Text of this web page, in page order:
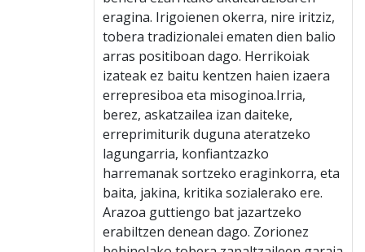
eragina. Irigoienen okerra, nire iritziz,
tobera tradizionalei ematen dien balio
arras positiboan dago. Herrikoiak
izateak ez baitu kentzen haien izaera
errepresiboa eta misoginoa.Irria,
berez, askatzailea izan daiteke,
erreprimiturik duguna ateratzeko
lagungarria, konfiantzazko
harremanak sortzeko eraginkorra, eta
baita, jakina, kritika sozialerako ere.
Arazoa guttiengo bat jazartzeko
erabiltzen denean dago. Zorionez